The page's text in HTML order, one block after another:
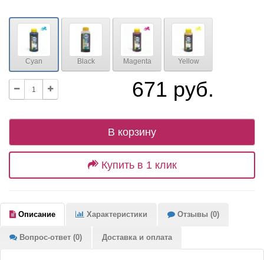
Cyan Black Magenta Yellow
671 руб.
В корзину
Купить в 1 клик
Описание Характеристики Отзывы (0)
Вопрос-ответ (0) Доставка и оплата